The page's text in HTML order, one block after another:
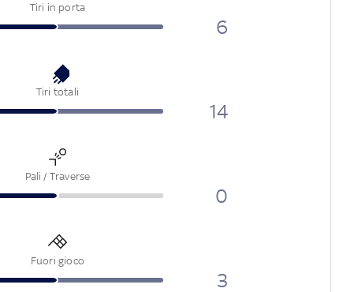
Tiri in porta
6
Tiri totali
14
Pali / Traverse
0
Fuori gioco
3